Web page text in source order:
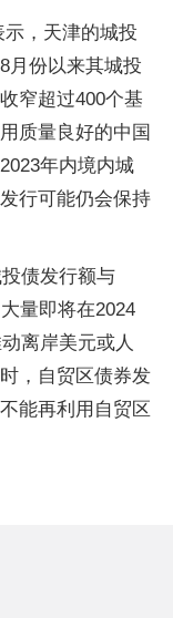
，天津的城投
月份以来其城投
窄超过400个基
质量良好的中国
年内境内城
行可能仍会保持
债发行额与
量即将在2024
离岸美元或人
，自贸区债券发
能再利用自贸区